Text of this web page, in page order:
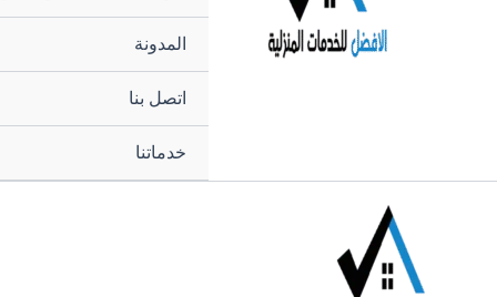
المدونة
اتصل بنا
خدماتنا